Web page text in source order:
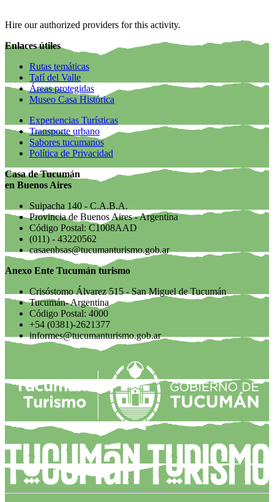
Hire our authorized providers for this activity.
Enlaces útiles
Rutas temáticas
Tafí del Valle
Áreas protegidas
Museo Casa Histórica
Experiencias Turísticas
Transporte urbano
Sabores tucumanos
Política de Privacidad
Casa de Tucumán
en Buenos Aires
Suipacha 140 - C.A.B.A.
Provincia de Buenos Aires - Argentina
Código Postal: C1008AAD
(011) - 43220562
casaenbsas@tucumanturismo.gob.ar
Anexo Ente Tucumán turismo
Crisóstomo Álvarez 515 - San Miguel de Tucumán
Tucumán- Argentina
Código Postal: 4000
+54 (0381)-2621377
informes@tucumanturismo.gob.ar